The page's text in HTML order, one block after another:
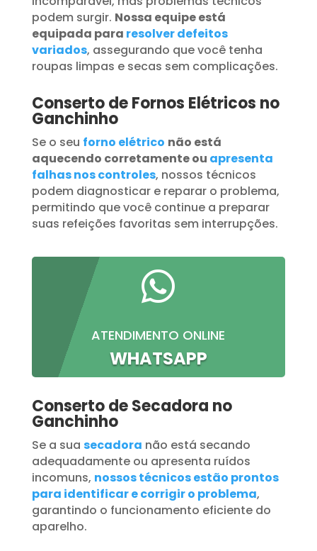
podem surgir. Nossa equipe está
equipada para resolver defeitos
variados, assegurando que você tenha
roupas limpas e secas sem complicações.
Conserto de Fornos Elétricos no
Ganchinho
Se o seu forno elétrico não está
aquecendo corretamente ou apresenta
falhas nos controles, nossos técnicos
podem diagnosticar e reparar o problema,
permitindo que você continue a preparar
suas refeições favoritas sem interrupções.

ATENDIMENTO ONLINE
WHATSAPP
Conserto de Secadora no
Ganchinho
Se a sua secadora não está secando
adequadamente ou apresenta ruídos
incomuns, nossos técnicos estão prontos
para identificar e corrigir o problema,
garantindo o funcionamento eficiente do
aparelho.